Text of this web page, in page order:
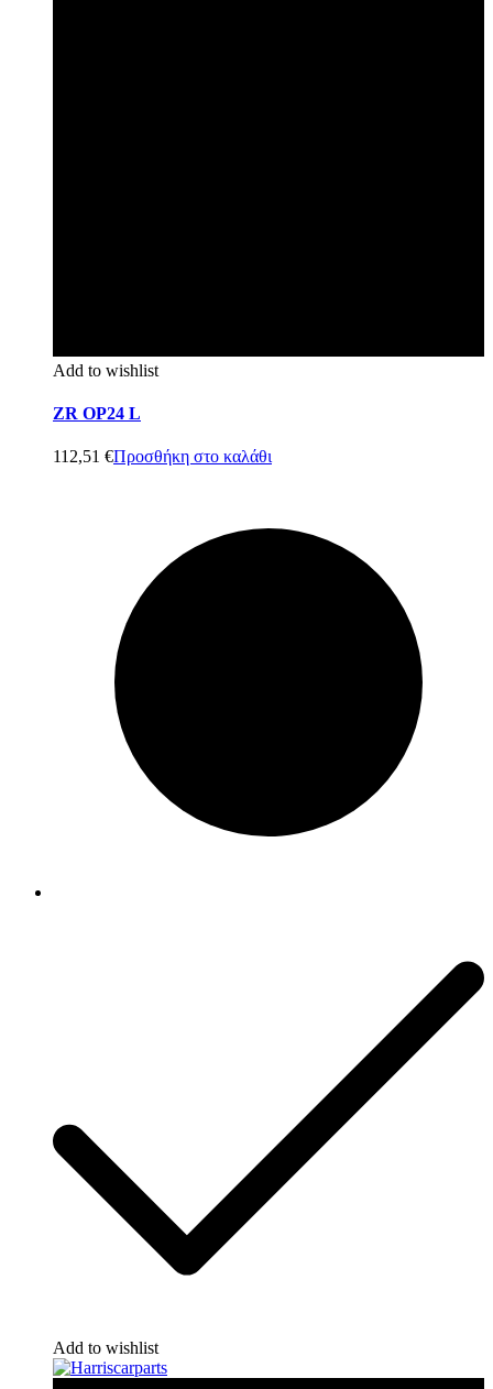
Add to wishlist
ZR OP24 L
112,51 €Προσθήκη στο καλάθι
Add to wishlist